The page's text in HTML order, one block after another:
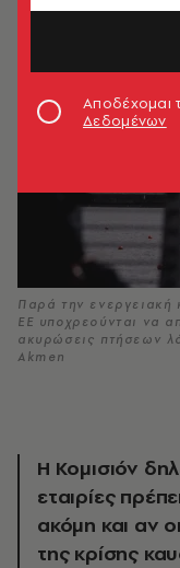
Παρά την ενεργειακή
ΕΕ υποχρεούνται να
ακυρώσεις πτήσεων
Akmen
Η Κομισιόν
εταιρίες
ακόμη και αν
της κρίσης
Αποδέχομαι
Δεδομένων